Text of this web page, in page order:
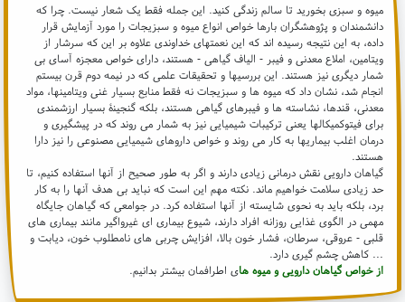
میوه و سبزی بخورید تا سالم زندگی کنید. این جمله فقط یک شعار نیست. چرا که
دانشمندان و پژوهشگران بارها خواص انواع میوه و سبزیجات را مورد آزمایش قرار
داده، به این نتیجه رسیده اند که این نعمتهای خداوندی علاوه بر این که سرشار از
ویتامین، املاع معدنی و فیبر - الیاف گیاهی - هستند، دارای خواص معجزه آسای بی
شمار دیگری نیز هستند. این بررسیها و تحقیقات علمی که در نیمه دوم قرن بیستم
انجام شد، نشان داد که میوه ها و سبزیجات نه فقط منابع بسیار غنی ویتامینها، مواد
معدنی، قندها، نشاسته ها و فیبرهای گیاهی هستند، بلکه گنجینۀ بسیار ارزشمندی
برای فیتوکمیکالها یعنی ترکیبات شیمیایی نیز به شمار می روند که در پیشگیری و
درمان اغلب بیماریها به کار می روند و خواص داروهای شیمیایی مصنوعی را نیز دارا
هستند.
گیاهان دارویی نقش درمانی زیادی دارند و اگر به طور صحیح از آنها استفاده کنیم، تا
حد زیادی سلامت خواهیم ماند. نکته مهم این است که نباید بی هدف آنها را به کار
برد، بلکه باید به نحوی شایسته از آنها استفاده کرد. در جوامعی که گیاهان جایگاه
مهمی در الگوی غذایی روزانه افراد دارند، شیوع بیماری ای غیرواگیر مانند بیماری های
قلبی - عروقی، سرطان، فشار خون بالا، افزایش چربی های نامطلوب خون، دیابت و
... کاهش چشم گیری دارد.
از خواص گیاهان دارویی و میوه های اطرافمان بیشتر بدانیم.